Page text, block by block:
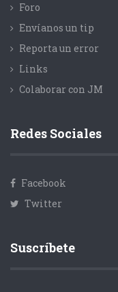
Foro
Envíanos un tip
Reporta un error
Links
Colaborar con JM
Redes Sociales
Facebook
Twitter
Suscríbete